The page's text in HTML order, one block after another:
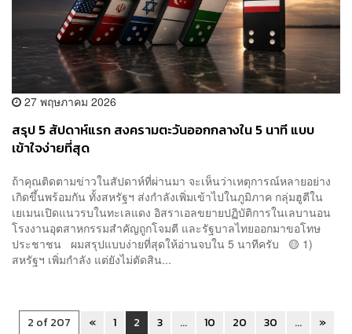
27 พฤษภาคม 2026
สรุป 5 สัปดาห์แรก สงครามตะวันออกกลางใน 5 นาที แบบ
เข้าใจง่ายที่สุด
ถ้าคุณติดตามข่าวในสัปดาห์ที่ผ่านมา จะเห็นว่าเหตุการณ์หลายอย่าง
เกิดขึ้นพร้อมกัน ทั้งสหรัฐฯ ส่งกำลังเพิ่มเข้าไปในภูมิภาค กลุ่มฮูตีใน
เยเมนเปิดแนวรบในทะเลแดง อิสราเอลขยายปฏิบัติการในเลบานอน
โรงงานอุตสาหกรรมสำคัญถูกโจมตี และรัฐบาลไทยออกมาขอโทษ
ประชาชน ผมสรุปแบบง่ายที่สุดให้อ่านจบใน 5 นาทีครับ 🟡 1)
สหรัฐฯ เพิ่มกำลัง แต่ยังไม่ตัดสิน...
2 of 207 « 1 2 3 ... 10 20 30 ...
»